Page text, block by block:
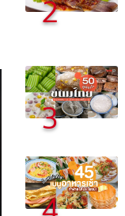
2
3